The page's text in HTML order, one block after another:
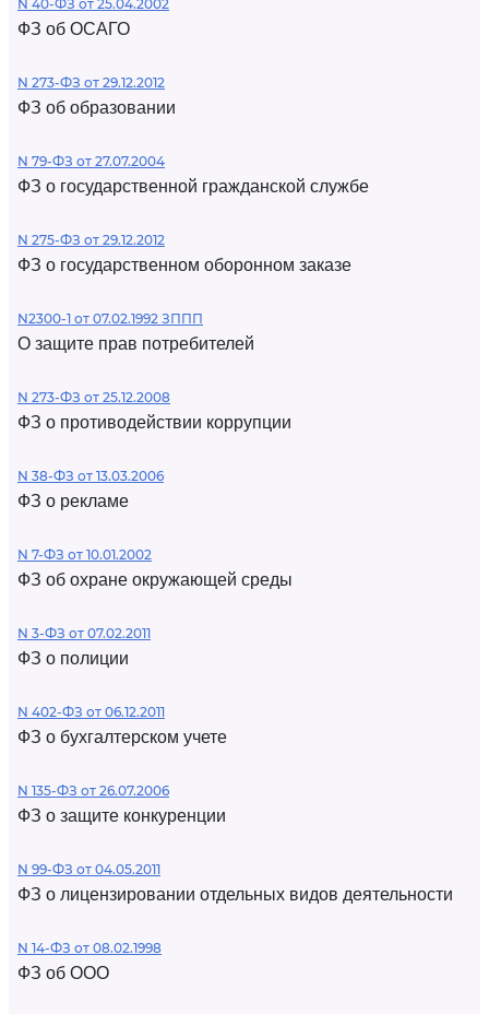
N 40-ФЗ от 25.04.2002
ФЗ об ОСАГО
N 273-ФЗ от 29.12.2012
ФЗ об образовании
N 79-ФЗ от 27.07.2004
ФЗ о государственной гражданской службе
N 275-ФЗ от 29.12.2012
ФЗ о государственном оборонном заказе
N2300-1 от 07.02.1992 ЗППП
О защите прав потребителей
N 273-ФЗ от 25.12.2008
ФЗ о противодействии коррупции
N 38-ФЗ от 13.03.2006
ФЗ о рекламе
N 7-ФЗ от 10.01.2002
ФЗ об охране окружающей среды
N 3-ФЗ от 07.02.2011
ФЗ о полиции
N 402-ФЗ от 06.12.2011
ФЗ о бухгалтерском учете
N 135-ФЗ от 26.07.2006
ФЗ о защите конкуренции
N 99-ФЗ от 04.05.2011
ФЗ о лицензировании отдельных видов деятельности
N 14-ФЗ от 08.02.1998
ФЗ об ООО